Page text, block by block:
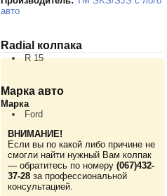
авто
Radial колпака
R 15
Марка авто
Марка
Ford
ВНИМАНИЕ!
Если вы по какой либо причине не
смогли найти нужный Вам колпак
— обратитесь по номеру (067)432-
37-28 за профессиональной
консультацией.